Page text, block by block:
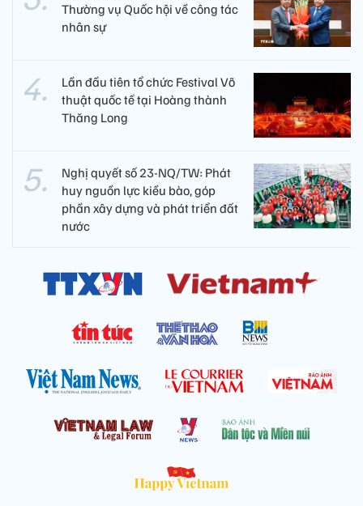
Thường vụ Quốc hội về công tác
nhân sự
Lần đầu tiên tổ chức Festival Võ
thuật quốc tế tại Hoàng thành
Thăng Long
Nghị quyết số 23-NQ/TW: Phát
huy nguồn lực kiều bào, góp
phần xây dựng và phát triển đất
nước